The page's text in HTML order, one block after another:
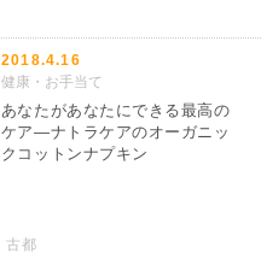
2018.4.16
健康・お手当て
古都
あなたがあなたにできる最高の
ケア―ナトラケアのオーガニッ
クコットンナプキン